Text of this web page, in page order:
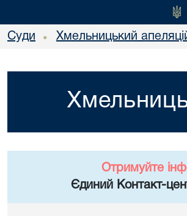
Суди • Хмельницький
Отримуйте
Єдиний Контакт-